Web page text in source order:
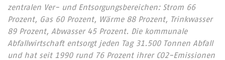
zentralen Ver- und Entsorgungsbereichen: Strom 66
Prozent, Gas 60 Prozent, Wärme 88 Prozent, Trinkwasser
89 Prozent, Abwasser 45 Prozent. Die kommunale
Abfallwirtschaft entsorgt jeden Tag 31.500 Tonnen Abfall
und hat seit 1990 rund 76 Prozent ihrer CO2-Emissionen